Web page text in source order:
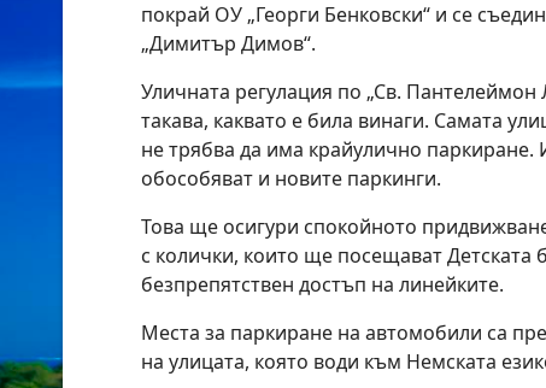
покрай ОУ „Георги Бенковски“ и се
„Димитър Димов“.
Уличната регулация по „Св. Пантелеймон
такава, каквато е била винаги. Самата
не трябва да има крайулично паркиране.
обособяват и новите паркинги.
Това ще осигури спокойното
с колички, които ще посещават Детската
безпрепятствен достъп на линейките.
Места за паркиране на автомобили са
на улицата, която води към Немската